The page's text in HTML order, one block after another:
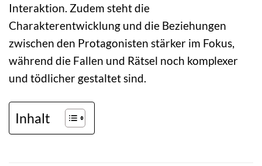
Interaktion. Zudem steht die
Charakterentwicklung und die Beziehungen
zwischen den Protagonisten stärker im Fokus,
während die Fallen und Rätsel noch komplexer
und tödlicher gestaltet sind.
Inhalt